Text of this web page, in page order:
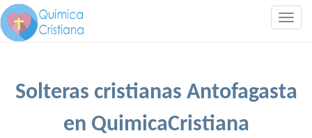
Solteras cristianas Antofagasta
en QuimicaCristiana